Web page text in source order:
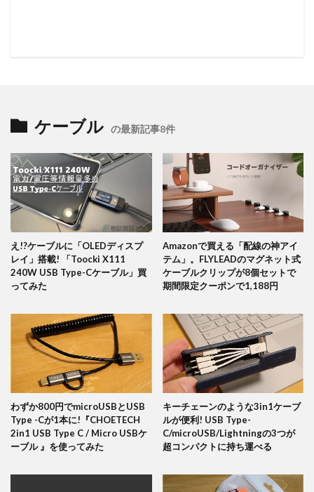
ケーブル の最新記事8件
え!?ケーブルに「OLEDディスプ
レイ」搭載! 「Toocki X111
240W USB Type-Cケーブル」買
ってみた
Amazonで買える「配線の神アイ
テム」。FLYLEADのマグネット式
ケーブルクリップが8個セットで
期間限定クーポンで1,188円
わずか800円でmicroUSBとUSB
Type -Cが1本に!『CHOETECH
2in1 USB Type C / Micro USBケ
ーブル 』を使ってみた
キーチェーンのような3in1ケーブ
ルが便利! USB Type-
C/microUSB/Lightningの3つが
超コンパクトに持ち運べる